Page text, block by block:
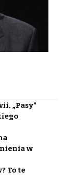
„Pasy”
w
To te